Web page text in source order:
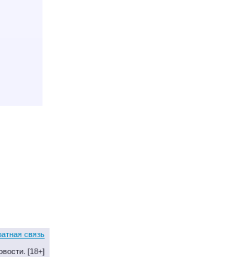
связь
[18+]